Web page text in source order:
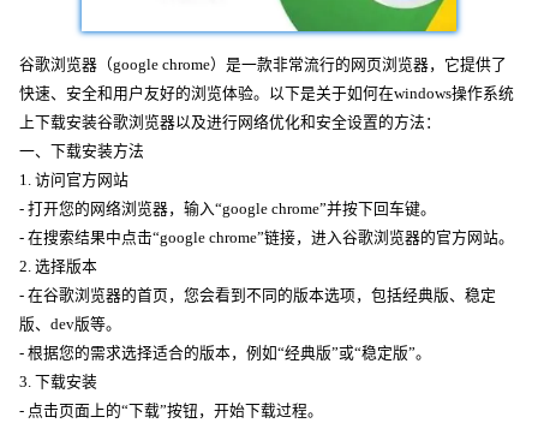
谷歌浏览器（google chrome）是一款非常流行的网页浏览器，它提供了
快速、安全和用户友好的浏览体验。以下是关于如何在windows操作系统
上下载安装谷歌浏览器以及进行网络优化和安全设置的方法：
一、下载安装方法
1. 访问官方网站
- 打开您的网络浏览器，输入“google chrome”并按下回车键。
- 在搜索结果中点击“google chrome”链接，进入谷歌浏览器的官方网站。
2. 选择版本
- 在谷歌浏览器的首页，您会看到不同的版本选项，包括经典版、稳定
版、dev版等。
- 根据您的需求选择适合的版本，例如“经典版”或“稳定版”。
3. 下载安装
- 点击页面上的“下载”按钮，开始下载过程。